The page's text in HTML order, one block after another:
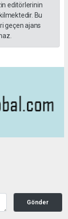
editörlerinin
Bu
geçen ajans
Gönder